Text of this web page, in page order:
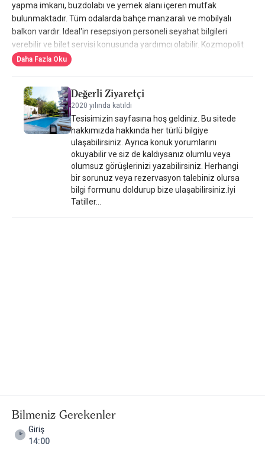
yapma imkanı, buzdolabı ve yemek alanı içeren mutfak
bulunmaktadır. Tüm odalarda bahçe manzaralı ve mobilyalı
balkon vardır. Ideal'in resepsiyon personeli seyahat bilgileri
verebilir ve bilet servisi konusunda yardımcı olabilir. Kozmopolit
Parga kenti 1 km uzaklıktadır.
Daha Fazla Oku
Değerli Ziyaretçi
2020 yılında katıldı
Tesisimizin sayfasına hoş geldiniz. Bu sitede
hakkımızda hakkında her türlü bilgiye
ulaşabilirsiniz. Ayrıca konuk yorumlarını
okuyabilir ve siz de kaldıysanız olumlu veya
olumsuz görüşlerinizi yazabilirsiniz. Herhangi
bir sorunuz veya rezervasyon talebiniz olursa
bilgi formunu doldurup bize ulaşabilirsiniz.İyi
Tatiller...
Bilmeniz Gerekenler
Giriş
14:00